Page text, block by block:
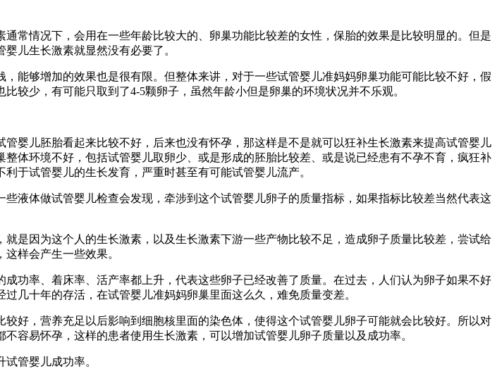
常情况下，会用在一些年龄比较大的、卵巢功能比较差的女性，保胎的效果是比较明显的。但是
儿生长激素就显然没有必要了。
能够增加的效果也是很有限。但整体来讲，对于一些试管婴儿准妈妈卵巢功能可能比较不好，假
较少，有可能只取到了4-5颗卵子，虽然年龄小但是卵巢的环境状况并不乐观。
婴儿胚胎看起来比较不好，后来也没有怀孕，那这样是不是就可以狂补生长激素来提高试管婴儿
体环境不好，包括试管婴儿取卵少、或是形成的胚胎比较差、或是说已经患有不孕不育，疯狂补
于试管婴儿的生长发育，严重时甚至有可能试管婴儿流产。
液体做试管婴儿检查会发现，牵涉到这个试管婴儿卵子的质量指标，如果指标比较差当然代表这
是因为这个人的生长激素，以及生长激素下游一些产物比较不足，造成卵子质量比较差，尝试给
样会产生一些效果。
功率、着床率、活产率都上升，代表这些卵子已经改善了质量。在过去，人们认为卵子如果不好
几十年的存活，在试管婴儿准妈妈卵巢里面这么久，难免质量变差。
好，营养充足以后影响到细胞核里面的染色体，使得这个试管婴儿卵子可能就会比较好。所以对
容易怀孕，这样的患者使用生长激素，可以增加试管婴儿卵子质量以及成功率。
管婴儿成功率。